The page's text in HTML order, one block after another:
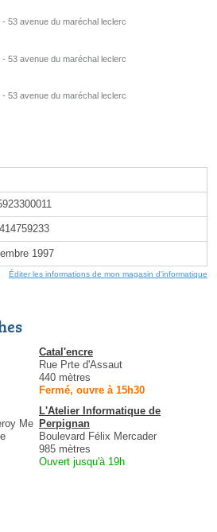
53 avenue du maréchal leclerc
53 avenue du maréchal leclerc
53 avenue du maréchal leclerc
1997
Éditer les informations de mon magasin d'informatique
Catal'encre
Rue Prte d'Assaut
440 mètres
Fermé, ouvre à 15h30
Me
L'Atelier Informatique de
Perpignan
Boulevard Félix Mercader
985 mètres
Ouvert jusqu'à 19h